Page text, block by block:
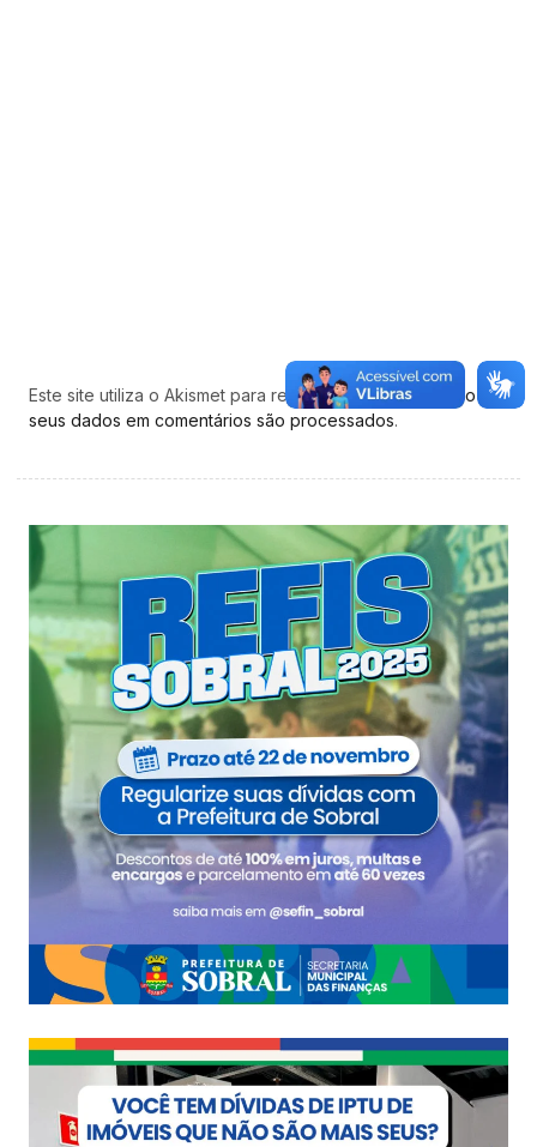
Este site utiliza o Akismet para reduzir spam.Saiba como
seus dados em comentários são processados.